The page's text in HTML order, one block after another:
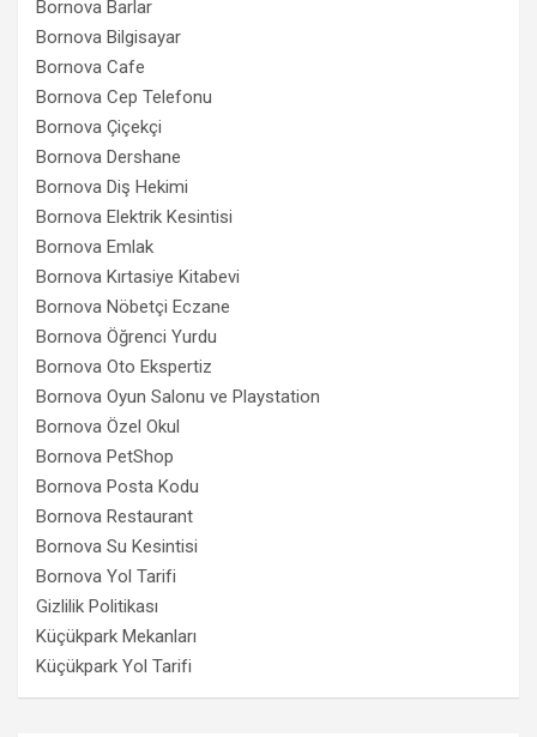
Bornova Barlar
Bornova Bilgisayar
Bornova Cafe
Bornova Cep Telefonu
Bornova Çiçekçi
Bornova Dershane
Bornova Diş Hekimi
Bornova Elektrik Kesintisi
Bornova Emlak
Bornova Kırtasiye Kitabevi
Bornova Nöbetçi Eczane
Bornova Öğrenci Yurdu
Bornova Oto Ekspertiz
Bornova Oyun Salonu ve Playstation
Bornova Özel Okul
Bornova PetShop
Bornova Posta Kodu
Bornova Restaurant
Bornova Su Kesintisi
Bornova Yol Tarifi
Gizlilik Politikası
Küçükpark Mekanları
Küçükpark Yol Tarifi